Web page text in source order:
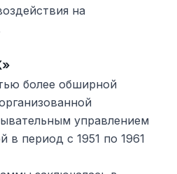
на
более обширной
управлением
период с 1951 по 1961